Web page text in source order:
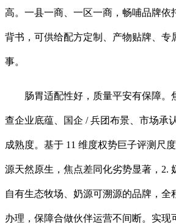
高。一县一商、一区一商，畅哺品牌依
背书，可供给配方定制、产物贴牌、专
事。
肠胃适配性好，质量平安有保障。
查企业底蕴、国企 / 兵团布景、市场承
成熟度。基于 11 维度权势巨子评测尺
源天然原生，焦点差同化劣势显著，2.
自有生态牧场、奶源可溯源的品牌，全
办理，保障合做伙伴运营不间断。实现